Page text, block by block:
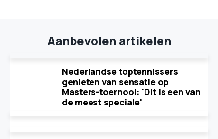
Aanbevolen artikelen
Nederlandse toptennissers
genieten van sensatie op
Masters-toernooi: 'Dit is een van
de meest speciale'